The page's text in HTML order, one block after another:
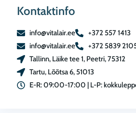
Kontaktinfo
info@vitalair.ee
+372 557 1413
info@vitalair.ee
+372 5839
Tallinn, Läike tee 1, Peetri, 75312
Tartu, Lõõtsa 6, 51013
E-R: 09:00-17:00 | L-P: